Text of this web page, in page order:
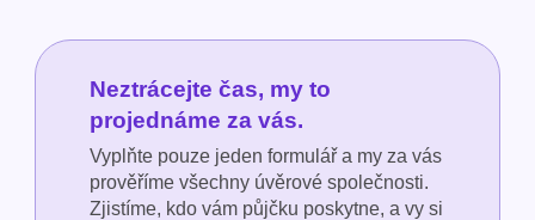
Neztrácejte čas, my to
projednáme za vás.
Vyplňte pouze jeden formulář a my za vás
prověříme všechny úvěrové společnosti.
Zjistíme, kdo vám půjčku poskytne, a vy si